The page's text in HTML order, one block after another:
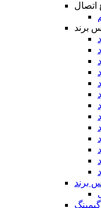
اتصال
برند
برند